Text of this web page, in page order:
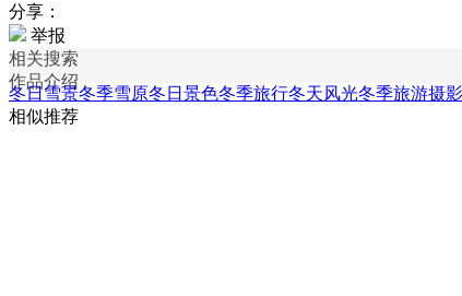
分享：
举报
相关搜索
作品介绍
冬日雪景冬季雪原冬日景色冬季旅行冬天风光冬季旅游摄影
相似推荐